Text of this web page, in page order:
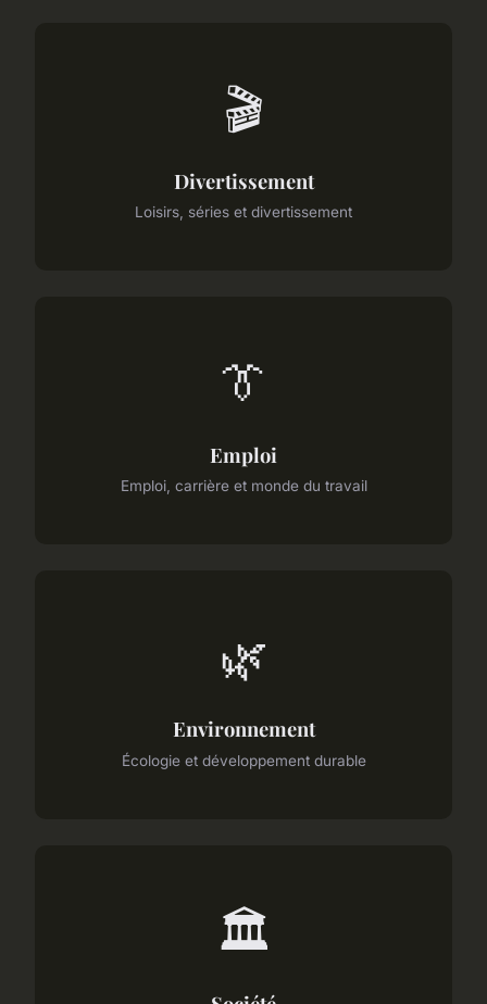
🎬
Divertissement
Loisirs, séries et divertissement
👔
Emploi
Emploi, carrière et monde du travail
🌿
Environnement
Écologie et développement durable
🏛️